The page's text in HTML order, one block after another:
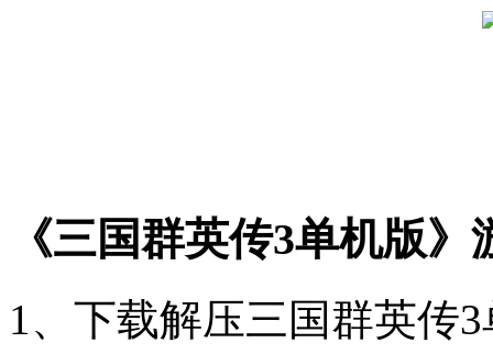
《三国群英传3单机版
1、下载解压三国群英传